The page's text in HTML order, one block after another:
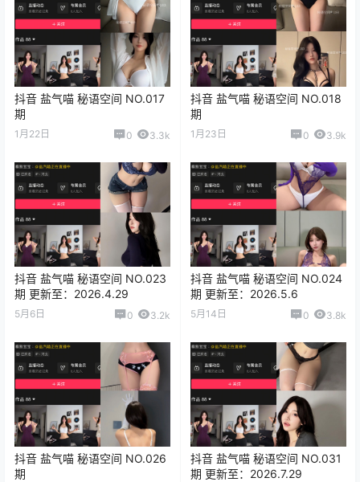
抖音 盐气喵 秘语空间 NO.017
期
1月22日 0 3.3k
抖音 盐气喵 秘语空间 NO.018
期
1月23日 0 3.9k
抖音 盐气喵 秘语空间 NO.023
期 更新至：2026.4.29
5月6日 0 3.2k
抖音 盐气喵 秘语空间 NO.024
期 更新至：2026.5.6
5月14日 0 3.8k
抖音 盐气喵 秘语空间 NO.026
期
抖音 盐气喵 秘语空间 NO.031
期 更新至：2026.7.29